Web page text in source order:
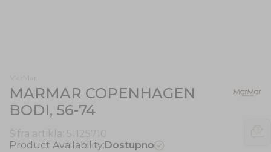
MarMar
MARMAR COPENHAGEN
BODI, 56-74
Šifra artikla: 51125710
Product Availability:Dostupno